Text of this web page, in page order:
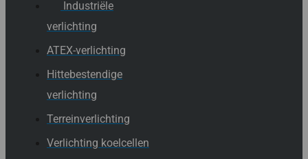
Industriële
verlichting
ATEX-verlichting
Hittebestendige
verlichting
Terreinverlichting
Verlichting koelcellen